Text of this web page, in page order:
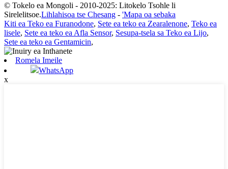
© Tokelo ea Mongoli - 2010-2025: Litokelo Tsohle li
Sirelelitsoe.Lihlahisoa tse Chesang - 'Mapa oa sebaka
Kiti ea Teko ea Furanodone, Sete ea teko ea Zearalenone, Teko ea
lisele, Sete ea teko ea Afla Sensor, Sesupa-tsela sa Teko ea Lijo,
Sete ea teko ea Gentamicin,
Romela Imeile
WhatsApp
x